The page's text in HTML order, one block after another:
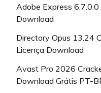
Adobe Express
Download
Directory Opus 13.24
Licença Download
Avast Pro 2026
Download Grátis PT-